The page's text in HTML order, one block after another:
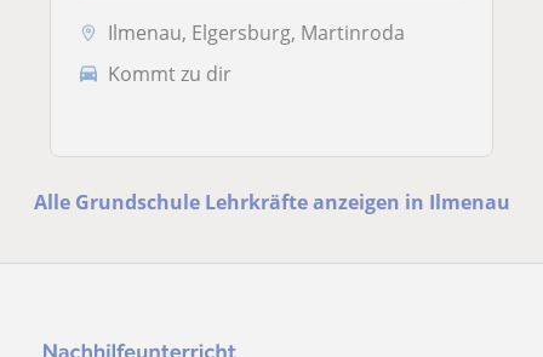
Ilmenau, Elgersburg, Martinroda
Kommt zu dir
Alle Grundschule Lehrkräfte anzeigen in Ilmenau